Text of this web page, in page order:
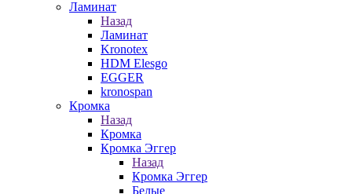
Ламинат
Назад
Ламинат
Kronotex
HDM Elesgo
EGGER
kronospan
Кромка
Назад
Кромка
Кромка Эггер
Назад
Кромка Эггер
Белые